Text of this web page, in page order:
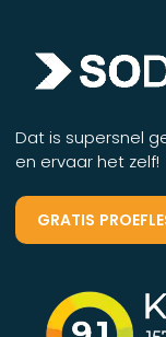
Dat is supersnel
en ervaar het zelf!
GRATIS